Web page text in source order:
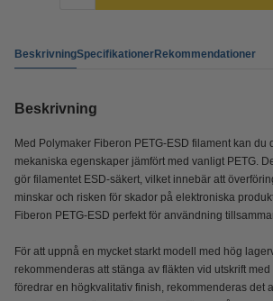
BeskrivningSpecifikationerRekommendationer
Beskrivning
Med Polymaker Fiberon PETG-ESD filament kan du
mekaniska egenskaper jämfört med vanligt PETG.
gör filamentet ESD-säkert, vilket innebär att
minskar och risken för skador på elektroniska
Fiberon PETG-ESD perfekt för användning
För att uppnå en mycket starkt modell med hög
rekommenderas att stänga av fläkten vid utskrift
föredrar en högkvalitativ finish, rekommenderas det